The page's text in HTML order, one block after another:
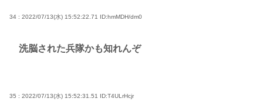
34 : 2022/07/13(水) 15:52:22.71 ID:hmMDH/dm0
洗脳された兵隊かも知れんぞ
35 : 2022/07/13(水) 15:52:31.51 ID:T4ULrHcjr